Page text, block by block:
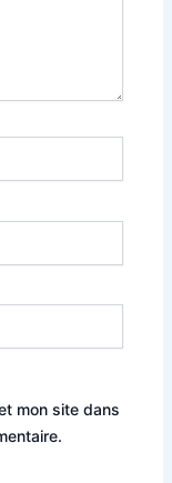
mon site dans